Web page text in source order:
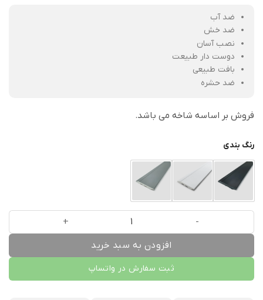
ضد آب
ضد خش
نصب آسان
دوست دار طبیعت
بافت طبیعی
ضد حشره
فروش بر اساسه شاخه می باشد.
رنگ بندی
افزودن به سبد خرید
ثبت سفارش در واتساپ